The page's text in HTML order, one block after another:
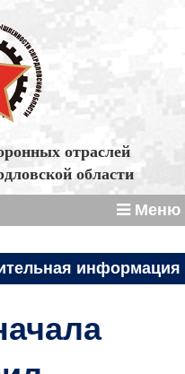
отраслей
области
Меню
информация